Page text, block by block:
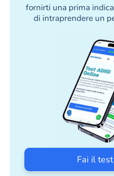
fornirti una prima
di intraprendere un
Fai il